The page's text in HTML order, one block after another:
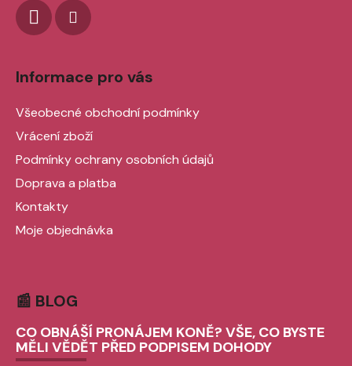
Informace pro vás
Všeobecné obchodní podmínky
Vrácení zboží
Podmínky ochrany osobních údajů
Doprava a platba
Kontakty
Moje objednávka
📰 BLOG
CO OBNÁŠÍ PRONÁJEM KONĚ? VŠE, CO BYSTE
MĚLI VĚDĚT PŘED PODPISEM DOHODY